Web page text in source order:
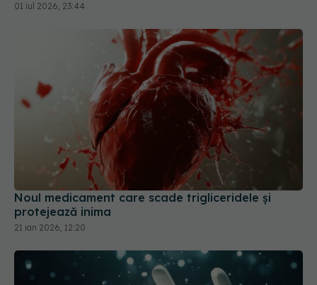
Noul medicament care scade trigliceridele și
protejează inima
21 ian 2026, 12:20